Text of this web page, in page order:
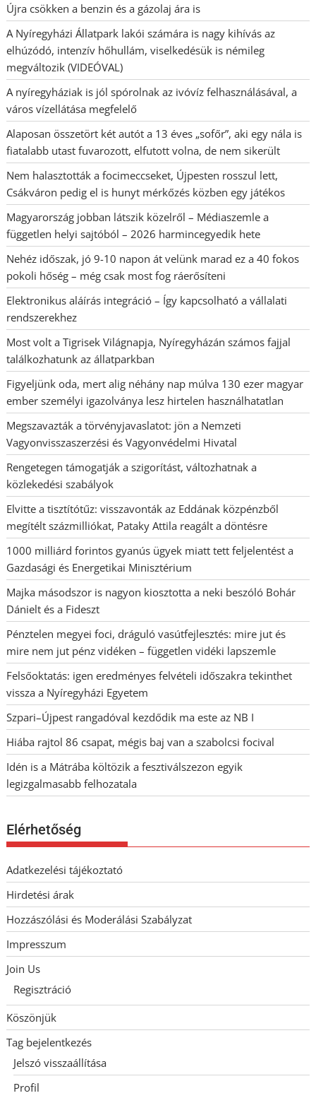
Újra csökken a benzin és a gázolaj ára is
A Nyíregyházi Állatpark lakói számára is nagy kihívás az
elhúzódó, intenzív hőhullám, viselkedésük is némileg
megváltozik (VIDEÓVAL)
A nyíregyháziak is jól spórolnak az ivóvíz felhasználásával, a
város vízellátása megfelelő
Alaposan összetört két autót a 13 éves „sofőr”, aki egy nála is
fiatalabb utast fuvarozott, elfutott volna, de nem sikerült
Nem halasztották a focimeccseket, Újpesten rosszul lett,
Csákváron pedig el is hunyt mérkőzés közben egy játékos
Magyarország jobban látszik közelről – Médiaszemle a
független helyi sajtóból – 2026 harmincegyedik hete
Nehéz időszak, jó 9-10 napon át velünk marad ez a 40 fokos
pokoli hőség – még csak most fog ráerősíteni
Elektronikus aláírás integráció – Így kapcsolható a vállalati
rendszerekhez
Most volt a Tigrisek Világnapja, Nyíregyházán számos fajjal
találkozhatunk az állatparkban
Figyeljünk oda, mert alig néhány nap múlva 130 ezer magyar
ember személyi igazolványa lesz hirtelen használhatatlan
Megszavazták a törvényjavaslatot: jön a Nemzeti
Vagyonvisszaszerzési és Vagyonvédelmi Hivatal
Rengetegen támogatják a szigorítást, változhatnak a
közlekedési szabályok
Elvitte a tisztítótűz: visszavonták az Eddának közpénzből
megítélt százmilliókat, Pataky Attila reagált a döntésre
1000 milliárd forintos gyanús ügyek miatt tett feljelentést a
Gazdasági és Energetikai Minisztérium
Majka másodszor is nagyon kiosztotta a neki beszóló Bohár
Dánielt és a Fideszt
Pénztelen megyei foci, dráguló vasútfejlesztés: mire jut és
mire nem jut pénz vidéken – független vidéki lapszemle
Felsőoktatás: igen eredményes felvételi időszakra tekinthet
vissza a Nyíregyházi Egyetem
Szpari–Újpest rangadóval kezdődik ma este az NB I
Hiába rajtol 86 csapat, mégis baj van a szabolcsi focival
Idén is a Mátrába költözik a fesztiválszezon egyik
legizgalmasabb felhozatala
Elérhetőség
Adatkezelési tájékoztató
Hirdetési árak
Hozzászólási és Moderálási Szabályzat
Impresszum
Join Us
Regisztráció
Köszönjük
Tag bejelentkezés
Jelszó visszaállítása
Profil